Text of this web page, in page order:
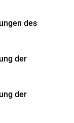
des
der
der